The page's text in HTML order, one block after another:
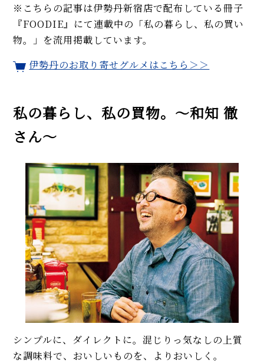
※こちらの記事は伊勢丹新宿店で配布している冊子
『FOODIE』にて連載中の「私の暮らし、私の買い
物。」を流用掲載しています。
伊勢丹のお取り寄せグルメはこちら＞＞
私の暮らし、私の買物。〜和知 徹
さん〜
シンプルに、ダイレクトに。混じりっ気なしの上質
な調味料で、おいしいものを、よりおいしく。